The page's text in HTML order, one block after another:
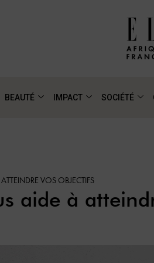
BEAUTÉ IMPACT SOCIÉTÉ
VOS OBJECTIFS
aide à